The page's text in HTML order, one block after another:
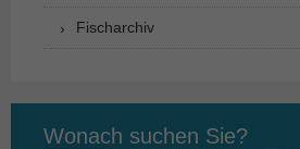
Fischarchiv
Wonach suchen Sie?